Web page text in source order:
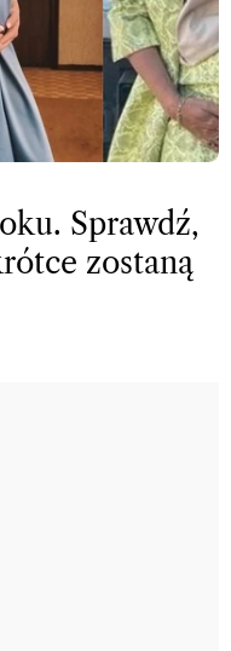
Sprawdź,
zostaną